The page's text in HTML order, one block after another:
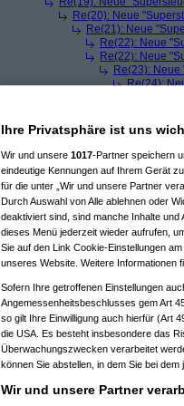
Re(20): Neue
Re(21): Neue
Re(22): Neue
Re(22): Neue
Re(23):
Re(24):
Ihre Privatsphäre ist uns
Wir und unsere 1017-Partner speichern
eindeutige Kennungen auf Ihrem Gerät
für die unter „Wir und unsere Partner
Durch Auswahl von Alle ablehnen oder
deaktiviert sind, sind manche Inhalte
dieses Menü jederzeit wieder aufrufen,
Sie auf den Link Cookie-Einstellungen
unseres Website. Weitere Informationen
Sofern Ihre getroffenen Einstellungen
Angemessenheitsbeschlusses gem Art
so gilt Ihre Einwilligung auch hierfür (Art
die USA. Es besteht insbesondere das
Überwachungszwecken verarbeitet
können Sie abstellen, in dem Sie bei
Wir und unsere Partner